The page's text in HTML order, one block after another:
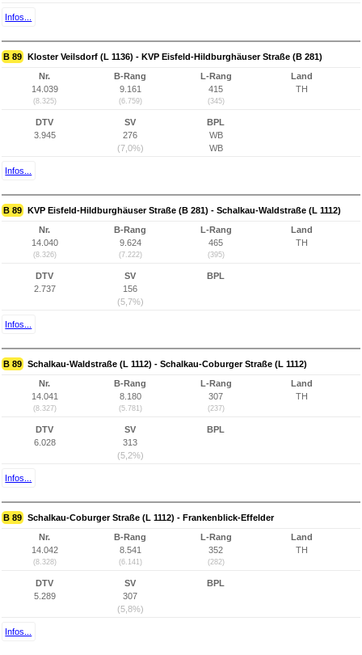
Infos...
B 89 Kloster Veilsdorf (L 1136) - KVP Eisfeld-Hildburghäuser Straße (B 281)
Nr.
14.039
(8.325)
B-Rang
9.161
(6.759)
L-Rang
415
(345)
Land
TH
DTV
3.945
SV
276
(7,0%)
BPL
WB
WB
Infos...
B 89 KVP Eisfeld-Hildburghäuser Straße (B 281) - Schalkau-Waldstraße (L 1112)
Nr.
14.040
(8.326)
B-Rang
9.624
(7.222)
L-Rang
465
(395)
Land
TH
DTV
2.737
SV
156
(5,7%)
BPL
Infos...
B 89 Schalkau-Waldstraße (L 1112) - Schalkau-Coburger Straße (L 1112)
Nr.
14.041
(8.327)
B-Rang
8.180
(5.781)
L-Rang
307
(237)
Land
TH
DTV
6.028
SV
313
(5,2%)
BPL
Infos...
B 89 Schalkau-Coburger Straße (L 1112) - Frankenblick-Effelder
Nr.
14.042
(8.328)
B-Rang
8.541
(6.141)
L-Rang
352
(282)
Land
TH
DTV
5.289
SV
307
(5,8%)
BPL
Infos...